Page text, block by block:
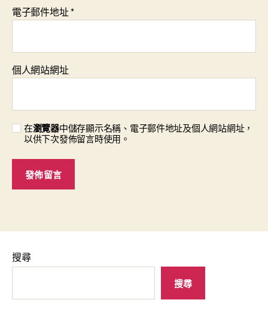
電子郵件地址*
個人網站網址
在瀏覽器中儲存顯示名稱、電子郵件地址及個人網站網址，
以供下次發佈留言時使用。
搜尋
搜尋